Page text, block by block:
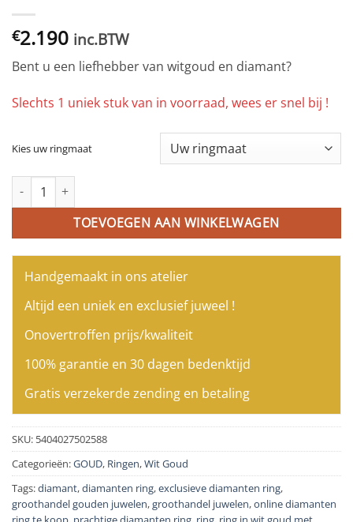
€2.190 inc.BTW
Bent u een liefhebber van witgoud en diamant?
Slechts 1 uniek stuk van in voorraad, wees er snel bij !
Kies uw ringmaat
Wit gouden ring met diamanten aantal
TOEVOEGEN AAN WINKELWAGEN
Handgemaakt in ons atelier
Altijd een uniek en exclusief juweel !
Onovertroffen prijs/kwaliteit
100% garantie en 30 dagen bedenktijd
Gratis verzekerde zending en betaling
SKU: 5404027502588
Categorieën:GOUD, Ringen,Wit Goud
Tags:diamant,diamanten ring,exclusieve diamanten ring,
groothandel gouden juwelen,groothandel juwelen,online diamanten